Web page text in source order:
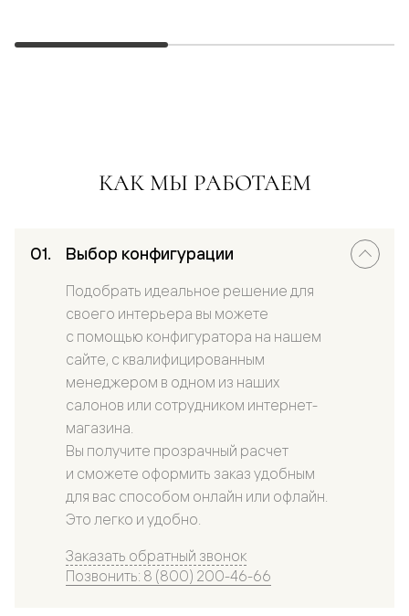
КАК МЫ РАБОТАЕМ
Выбор конфигурации
Подобрать идеальное решение для
своего интерьера вы можете
с помощью конфигуратора на нашем
сайте, с квалифицированным
менеджером в одном из наших
салонов или сотрудником интернет-
магазина.
Вы получите прозрачный расчет
и сможете оформить заказ удобным
для вас способом онлайн или офлайн.
Это легко и удобно.
Заказать обратный звонок
Позвонить: 8 (800) 200-46-66